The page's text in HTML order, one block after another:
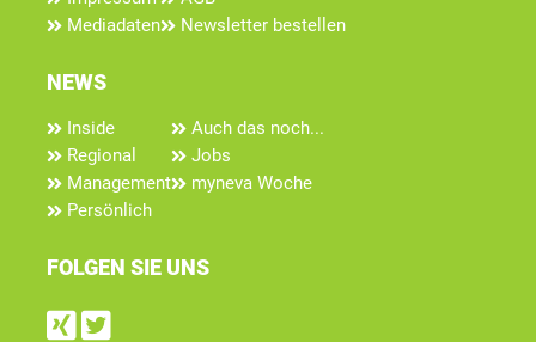
Mediadaten
Newsletter bestellen
NEWS
Inside
Regional
Management
Persönlich
Auch das noch...
Jobs
myneva Woche
FOLGEN SIE UNS
Find us on Xing
Follow us on Twitter